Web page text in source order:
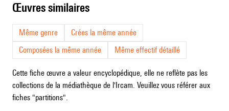
œuvres similaires
Même genre
Crées la même année
Composées la même année
Même effectif détaillé
Cette fiche œuvre a valeur encyclopédique, elle ne reflète pas les
collections de la médiathèque de l'Ircam. Veuillez vous référer aux
fiches "partitions".